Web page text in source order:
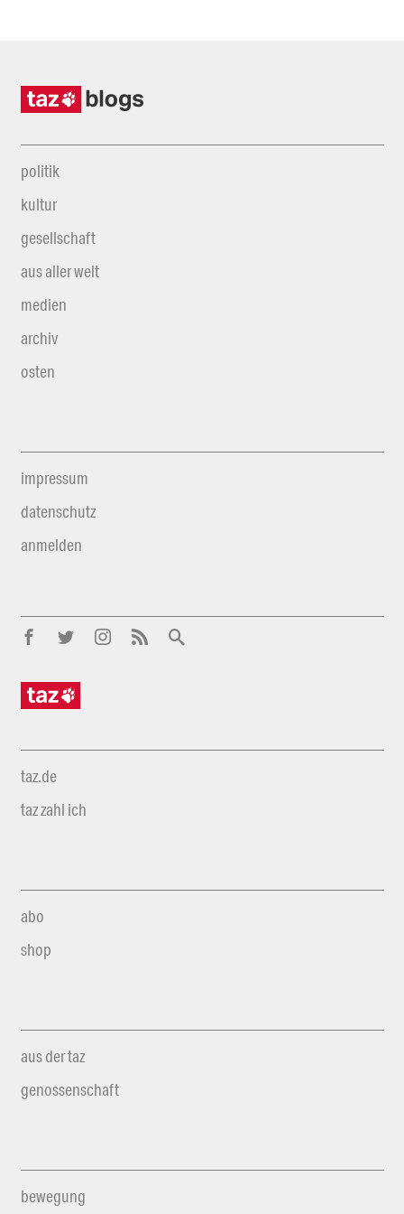
politik
kultur
gesellschaft
aus aller welt
medien
archiv
osten
impressum
datenschutz
anmelden
taz.de
taz zahl ich
abo
shop
aus der taz
genossenschaft
bewegung